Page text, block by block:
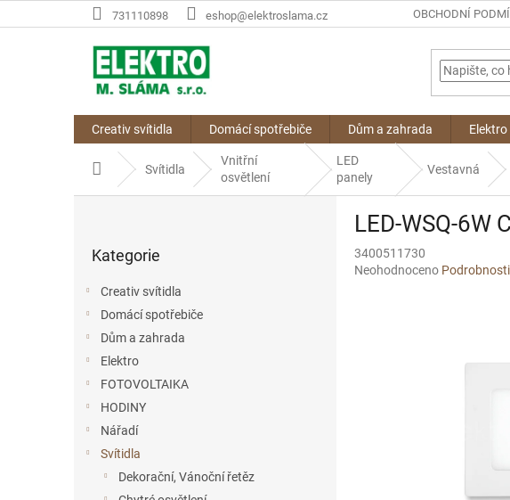
na
731110898 eshop@elektroslama.cz OBCHODNÍ
Creativ svítidla Domácí spotřebiče Dům a zahrada Elektro
Domů Svítidla
Vnitřní
osvětlení
LED
panely
Vestavná
kategorie
Kategorie
Creativ svítidla
Domácí spotřebiče
Dům a zahrada
Elektro
FOTOVOLTAIKA
HODINY
Nářadí
Svítidla
Dekorační, Vánoční řetěz
LED-WSQ-
3400511730
Průměrné
Neohodnoceno